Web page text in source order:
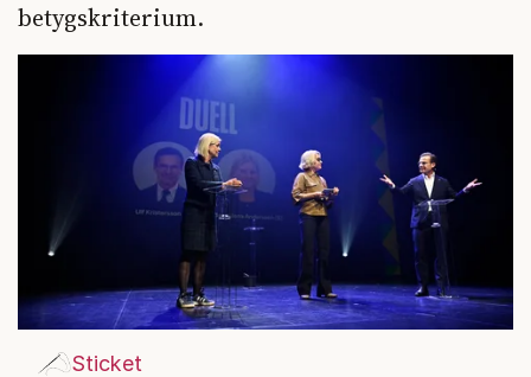
betygskriterium.
Sticket